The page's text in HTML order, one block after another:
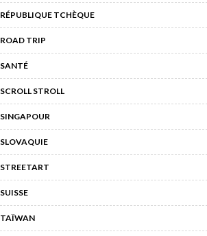
RÉPUBLIQUE TCHÈQUE
ROAD TRIP
SANTÉ
SCROLL STROLL
SINGAPOUR
SLOVAQUIE
STREETART
SUISSE
TAÏWAN